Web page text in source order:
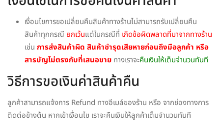
เงื่อนไขการขอเปลี่ยนคืนสินค้าทางร้านไม่สามารถรับเปลี่ยนคืน
สินค้าทุกกรณี ยกเว้นแต่ในกรณีที่ เกิดข้อผิดพลาดที่มาจากทางร้าน
เช่น การส่งสินค้าผิด สินค้าชำรุดเสียหายก่อนถึงมือลูกค้า หรือ
สารบัญไม่ตรงกับที่เสนอขาย ทางเราจะคืนเงินให้เต็มจำนวนทันที
วิธีการขอเงินค่าสินค้าคืน
ลูกค้าสามารถแจ้งการ Refund ทางอีเมล์ของร้าน หรือ จากช่องทางการ
ติดต่อข้างต้น หากเข้าเงื่อนไข เราจะคืนเงินให้ลูกค้าเต็มจำนวนทันที